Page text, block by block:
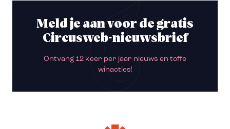
Meld je aan voor de gratis
Circusweb-nieuwsbrief
Ontvang 12 keer per jaar nieuws en toffe
winacties!